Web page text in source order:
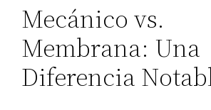
Mecánico vs.
Membrana: Una
Diferencia